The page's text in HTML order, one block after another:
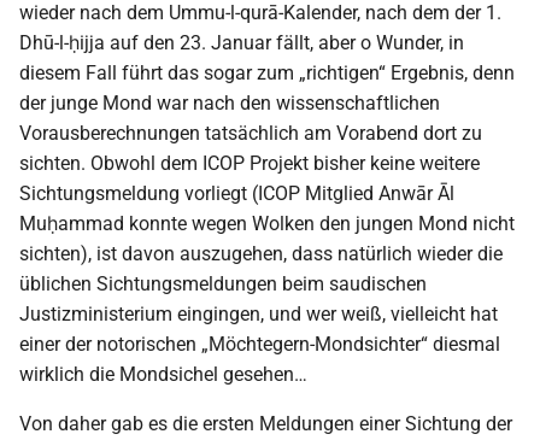
wieder nach dem Ummu-l-qurā-Kalender, nach dem der 1.
Dhū-l-ḥijja auf den 23. Januar fällt, aber o Wunder, in
diesem Fall führt das sogar zum „richtigen“ Ergebnis, denn
der junge Mond war nach den wissenschaftlichen
Vorausberechnungen tatsächlich am Vorabend dort zu
sichten. Obwohl dem ICOP Projekt bisher keine weitere
Sichtungsmeldung vorliegt (ICOP Mitglied Anwār Āl
Muḥammad konnte wegen Wolken den jungen Mond nicht
sichten), ist davon auszugehen, dass natürlich wieder die
üblichen Sichtungsmeldungen beim saudischen
Justizministerium eingingen, und wer weiß, vielleicht hat
einer der notorischen „Möchtegern-Mondsichter“ diesmal
wirklich die Mondsichel gesehen…
Von daher gab es die ersten Meldungen einer Sichtung der